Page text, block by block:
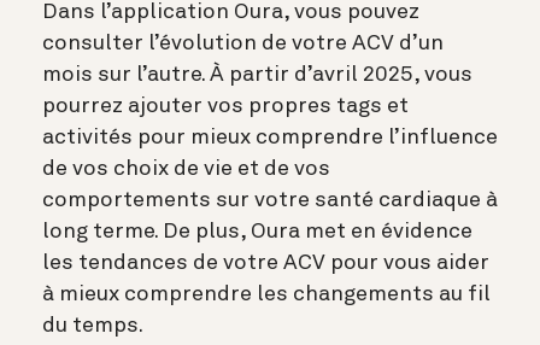
Dans l’application Oura, vous pouvez
consulter l’évolution de votre ACV d’un
mois sur l’autre. À partir d’avril 2025, vous
pourrez ajouter vos propres tags et
activités pour mieux comprendre l’influence
de vos choix de vie et de vos
comportements sur votre santé cardiaque à
long terme. De plus, Oura met en évidence
les tendances de votre ACV pour vous aider
à mieux comprendre les changements au fil
du temps.